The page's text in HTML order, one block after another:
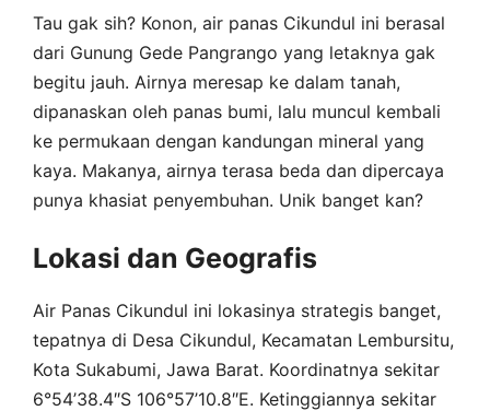
Tau gak sih? Konon, air panas Cikundul ini berasal
dari Gunung Gede Pangrango yang letaknya gak
begitu jauh. Airnya meresap ke dalam tanah,
dipanaskan oleh panas bumi, lalu muncul kembali
ke permukaan dengan kandungan mineral yang
kaya. Makanya, airnya terasa beda dan dipercaya
punya khasiat penyembuhan. Unik banget kan?
Lokasi dan Geografis
Air Panas Cikundul ini lokasinya strategis banget,
tepatnya di Desa Cikundul, Kecamatan Lembursitu,
Kota Sukabumi, Jawa Barat. Koordinatnya sekitar
6°54’38.4″S 106°57’10.8″E. Ketinggiannya sekitar